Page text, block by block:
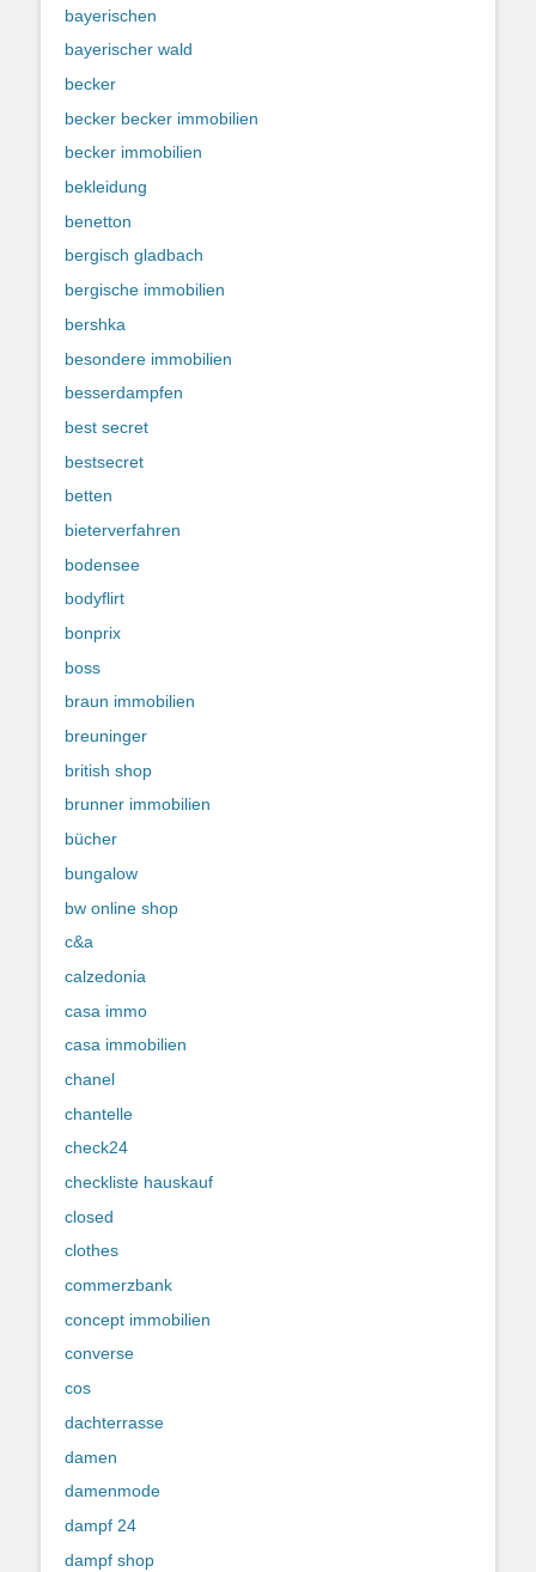
bayerischen
bayerischer wald
becker
becker becker immobilien
becker immobilien
bekleidung
benetton
bergisch gladbach
bergische immobilien
bershka
besondere immobilien
besserdampfen
best secret
bestsecret
betten
bieterverfahren
bodensee
bodyflirt
bonprix
boss
braun immobilien
breuninger
british shop
brunner immobilien
bücher
bungalow
bw online shop
c&a
calzedonia
casa immo
casa immobilien
chanel
chantelle
check24
checkliste hauskauf
closed
clothes
commerzbank
concept immobilien
converse
cos
dachterrasse
damen
damenmode
dampf 24
dampf shop